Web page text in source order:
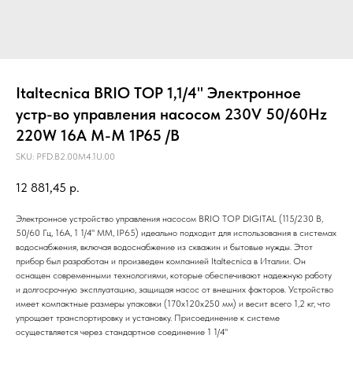
Italtecnica BRIO ТОР 1,1/4" Электронное
устр-во управления насосом 230V 50/60Hz
220W 16А M-M 1Р65 /B
SKU: PFD.B2.00M4.1U.00
12 881,45 р.
Электронное устройство управления насосом BRIO TOP DIGITAL (115/230 В,
50/60 Гц, 16A, 1 1/4" MM, IP65) идеально подходит для использования в системах
водоснабжения, включая водоснабжение из скважин и бытовые нужды. Этот
прибор был разработан и произведен компанией Italtecnica в Италии. Он
оснащен современными технологиями, которые обеспечивают надежную работу
и долгосрочную эксплуатацию, защищая насос от внешних факторов. Устройство
имеет компактные размеры упаковки (170х120х250 мм) и весит всего 1,2 кг, что
упрощает транспортировку и установку. Присоединение к системе
осуществляется через стандартное соединение 1 1/4"